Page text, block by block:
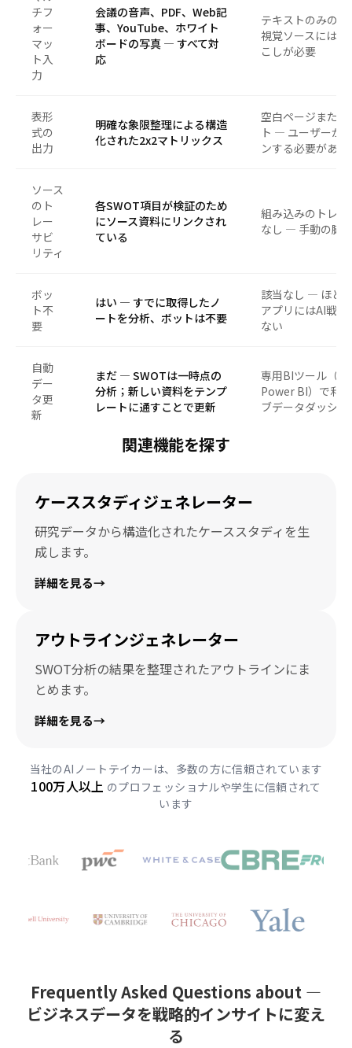
チフ
ォー
マッ
ト入
力
会議の音声、PDF、Web記
事、YouTube、ホワイト
ボードの写真 — すべて対
応
テキストのみの
視覚ソースには
こしが必要
表形
式の
出力
明確な象限整理による構造
化された2x2マトリックス
空白ページまた
ト — ユーザーが
ンする必要がある
ソース
のト
レー
サビ
リティ
各SWOT項目が検証のため
にソース資料にリンクされ
ている
組み込みのトレ
なし — 手動の脚
ボッ
ト不
要
はい — すでに取得したノ
ートを分析、ボットは不要
該当なし — ほと
アプリにはAI戦
ない
自動
デー
タ更
新
まだ — SWOTは一時点の
分析；新しい資料をテンプ
レートに通すことで更新
専用BIツール（
Power BI）で利
ブデータダッシ
関連機能を探す
ケーススタディジェネレーター
研究データから構造化されたケーススタディを生
成します。
詳細を見る→
アウトラインジェネレーター
SWOT分析の結果を整理されたアウトラインにま
とめます。
詳細を見る→
当社のAIノートテイカーは、多数の方に信頼されています
100万人以上 のプロフェッショナルや学生に信頼されて
います
Frequently Asked Questions about —
ビジネスデータを戦略的インサイトに変え
る